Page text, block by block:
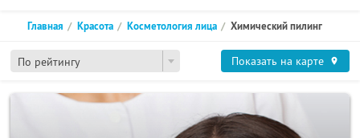
По рейтингу
Главная Красота Косметология лица Химический пилинг
Показать на карте